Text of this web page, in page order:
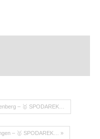
– 🥇 SPODAREK…
– 🥇 SPODAREK… »